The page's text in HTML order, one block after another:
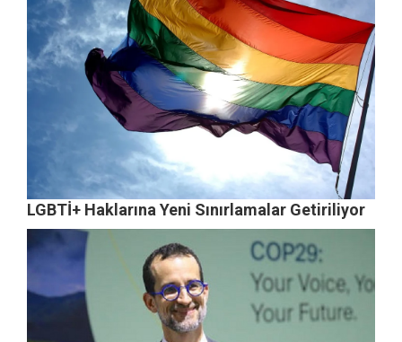
LGBTİ+ Haklarına Yeni Sınırlamalar Getiriliyor